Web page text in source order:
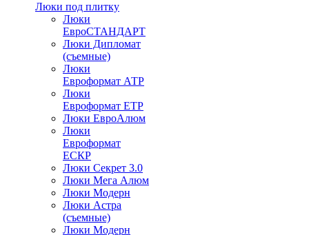
Люки под плитку
Люки
ЕвроСТАНДАРТ
Люки Дипломат
(съемные)
Люки
Евроформат АТР
Люки
Евроформат ЕТР
Люки ЕвроАлюм
Люки
Евроформат
ЕСКР
Люки Секрет 3.0
Люки Мега Алюм
Люки Модерн
Люки Астра
(съемные)
Люки Модерн